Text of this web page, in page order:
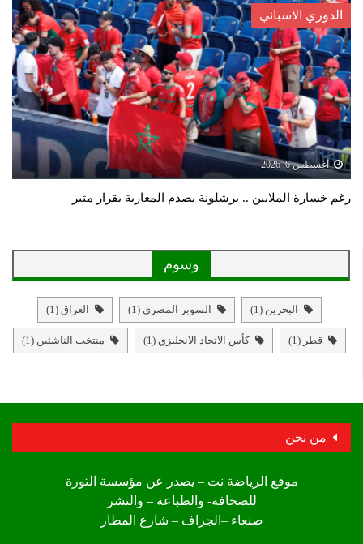
الدوري الاسباني
أغسطس 6, 2026
رغم خسارة الملايين .. برشلونة يصدم المغاربة بقرار مثير
وسوم
البحرين (1) السوبر المصري (1) العراق (1)
قطر (1) كأس الاتحاد الانجليزي (1) منتخب الناشئين (1)
من نحن
موقع الرياضة نت – يصدر عن مؤسسة الثورة
للصحافة- والطباعة – والنشر
صنعاء –الجراف – شارع المطار